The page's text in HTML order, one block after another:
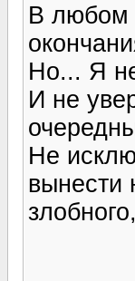
В любом
Но... Я
И не
Не
вынести